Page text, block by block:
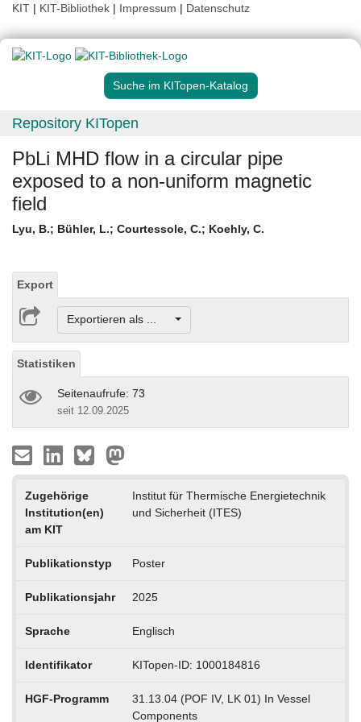
KIT | KIT-Bibliothek | Impressum | Datenschutz
Suche im KITopen-Katalog
Repository KITopen
PbLi MHD flow in a circular pipe
exposed to a non-uniform magnetic
field
Lyu, B.; Bühler, L.; Courtessole, C.; Koehly, C.
Export
Exportieren als ...
Statistiken
Seitenaufrufe: 73
seit 12.09.2025
Zugehörige
Institution(en)
am KIT
Institut für Thermische Energietechnik
und Sicherheit (ITES)
Publikationstyp Poster
Publikationsjahr 2025
Sprache Englisch
Identifikator KITopen-ID: 1000184816
HGF-Programm
31.13.04 (POF IV, LK 01) In Vessel
Components